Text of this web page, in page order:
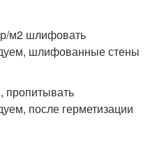
м2 шлифовать
шлифованные стены
пропитывать
после герметизации